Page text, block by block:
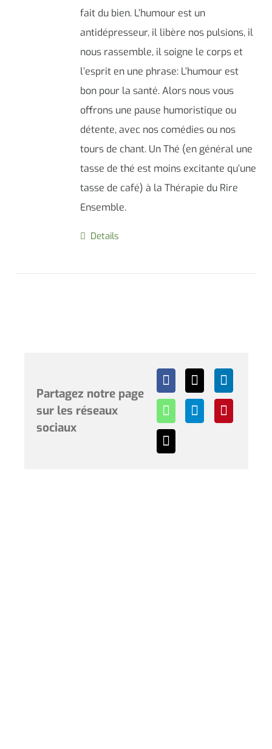
fait du bien. L’humour est un
antidépresseur, il libère nos pulsions, il
nous rassemble, il soigne le corps et
l’esprit en une phrase: L’humour est
bon pour la santé. Alors nous vous
offrons une pause humoristique ou
détente, avec nos comédies ou nos
tours de chant. Un Thé (en général une
tasse de thé est moins excitante qu’une
tasse de café) à la Thérapie du Rire
Ensemble.
Details
Partagez notre page
sur les réseaux
sociaux